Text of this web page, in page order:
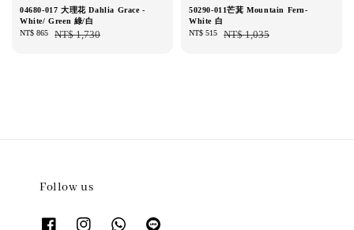
04680-017 大理花 Dahlia Grace -
White/ Green 綠/白
Sale
NT$ 865
Regular
NT$ 1,730
50290-011芒萁 Mountain Fern-
White 白
Sale
NT$ 515
Regular
NT$ 1,035
Follow us